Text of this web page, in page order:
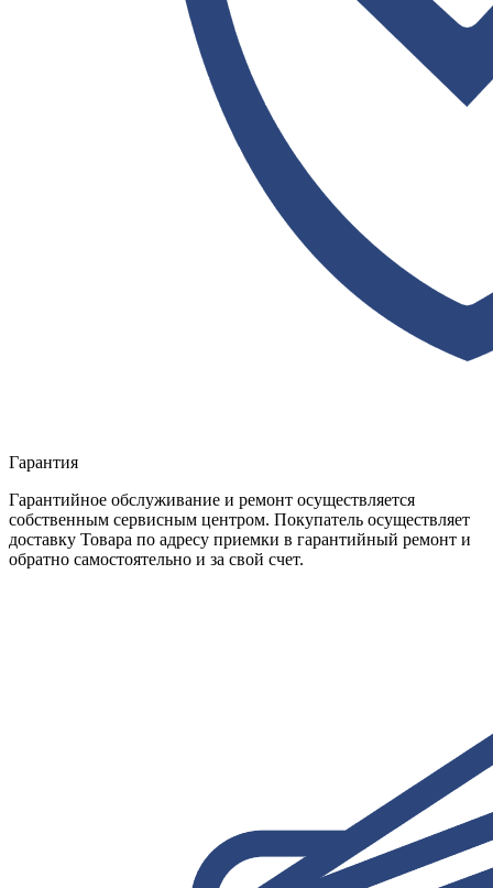
Гарантия
Гарантийное обслуживание и ремонт осуществляется
собственным сервисным центром. Покупатель осуществляет
доставку Товара по адресу приемки в гарантийный ремонт и
обратно самостоятельно и за свой счет.